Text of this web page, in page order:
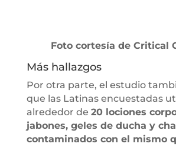
Foto cortesía de Critical
Más hallazgos
Por otra parte, el estudio
que las Latinas encuestadas
alrededor de 20 lociones
jabones, geles de ducha y
contaminados con el mismo